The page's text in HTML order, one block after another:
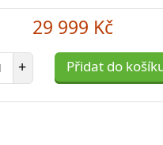
29 999 Kč
Počet položek
+ Přidat do